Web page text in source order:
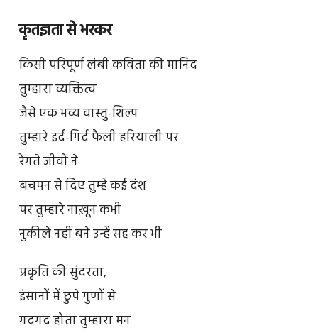
कृतज्ञता से भरकर
किसी परिपूर्ण लंबी कविता की मानिंद
तुम्हारा व्यक्तित्व
जैसे एक भव्य वास्तु-शिल्प
तुम्हारे इर्द-गिर्द फैली हरियाली पर
रेंगते जीवों ने
बचपन से दिए तुम्हें कई दंश
पर तुम्हारे नाख़ून कभी
नुकीले नहीं बने उन्हें सह कर भी
प्रकृति की सुंदरता,
इंसानों में छुपे गुणों से
गदगद होता तुम्हारा मन